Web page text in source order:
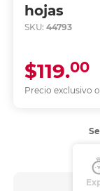
hojas
SKU: 44793
Precio exclusivo
$119.00